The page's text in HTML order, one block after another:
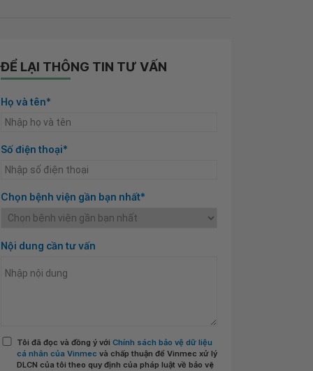
ĐỂ LẠI THÔNG TIN TƯ VẤN
Họ và tên*
Số điện thoại*
Chọn bệnh viện gần bạn nhất*
Nội dung cần tư vấn
Tôi đã đọc và đồng ý với Chính sách bảo vệ dữ liệu
cá nhân của Vinmec và chấp thuận để Vinmec xử lý
DLCN của tôi theo quy định của pháp luật về bảo vệ